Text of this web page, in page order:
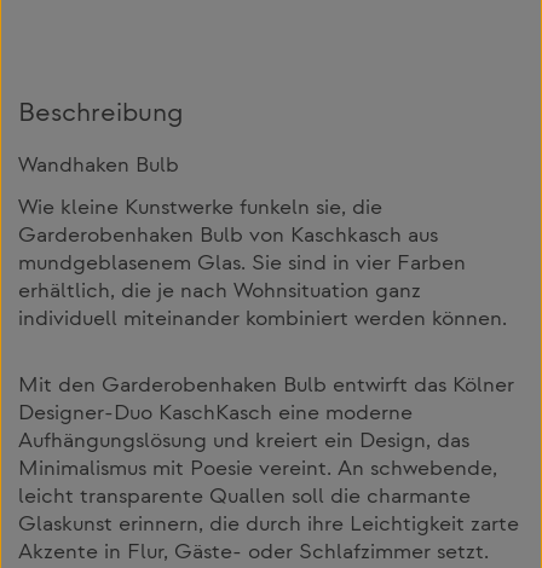
Beschreibung
Wandhaken Bulb
Wie kleine Kunstwerke funkeln sie, die
Garderobenhaken Bulb von Kaschkasch aus
mundgeblasenem Glas. Sie sind in vier Farben
erhältlich, die je nach Wohnsituation ganz
individuell miteinander kombiniert werden können.
Mit den Garderobenhaken Bulb entwirft das Kölner
Designer-Duo KaschKasch eine moderne
Aufhängungslösung und kreiert ein Design, das
Minimalismus mit Poesie vereint. An schwebende,
leicht transparente Quallen soll die charmante
Glaskunst erinnern, die durch ihre Leichtigkeit zarte
Akzente in Flur, Gäste- oder Schlafzimmer setzt.